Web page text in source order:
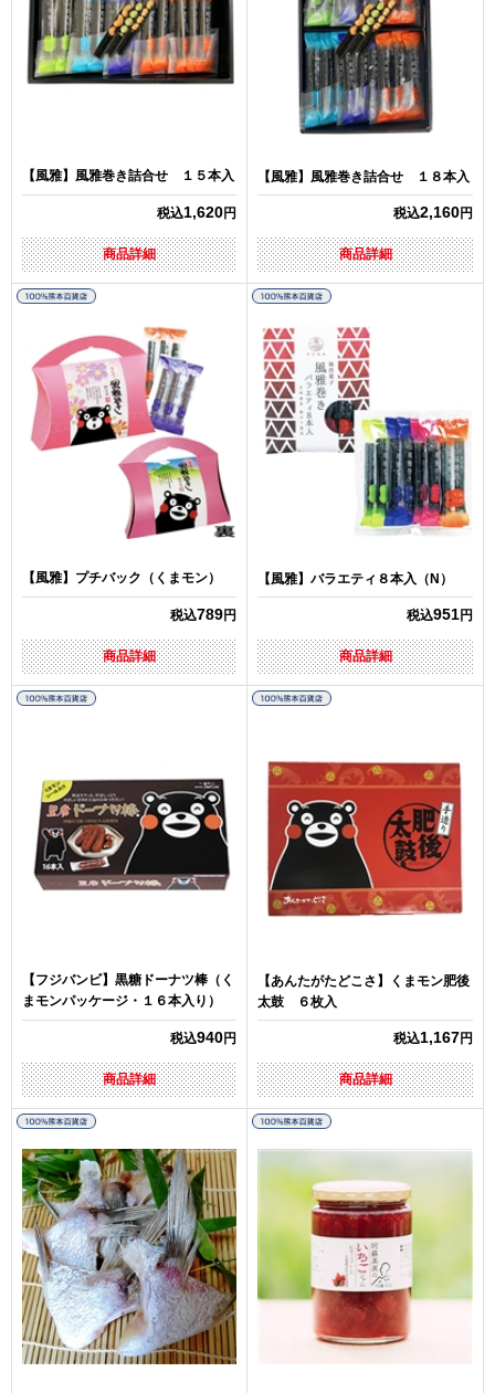
【風雅】風雅巻き詰合せ １５本入
税込1,620円
商品詳細
【風雅】風雅巻き詰合せ １８本入
税込2,160円
商品詳細
【風雅】プチバック（くまモン）
税込789円
商品詳細
【風雅】バラエティ８本入（N）
税込951円
商品詳細
【フジバンビ】黒糖ドーナツ棒（く
まモンパッケージ・１６本入り）
税込940円
商品詳細
【あんたがたどこさ】くまモン肥後
太鼓 ６枚入
税込1,167円
商品詳細